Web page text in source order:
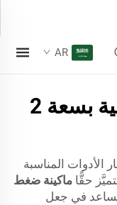
AR
ماكينة ضغط أسطوانية بسعة 2
الأدوات المناسبة
حقًّا ماكينة ضغط
في جعل